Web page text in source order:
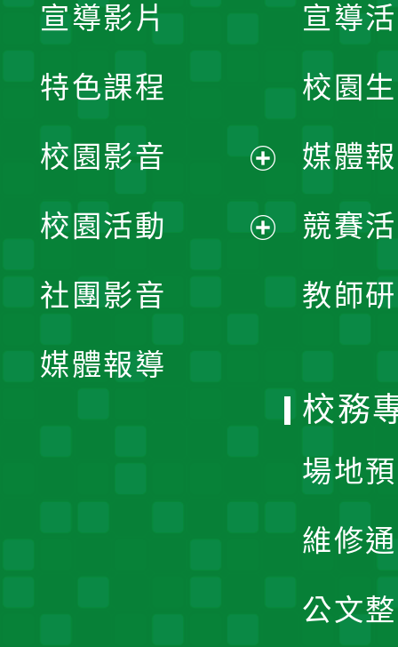
宣導
校園
媒體
競賽
教師
宣導影片
特色課程
校園影音
開
校園活動
社團影音
媒體報導
校務
場地
維修
公文